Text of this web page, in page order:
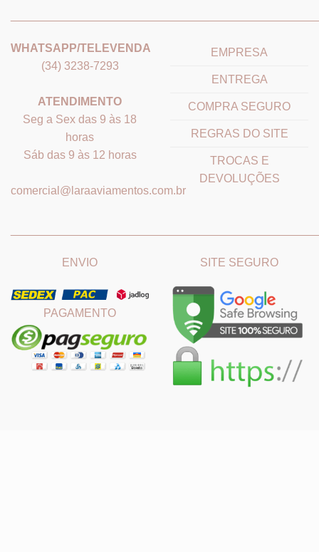
WHATSAPP/TELEVENDA
(34) 3238-7293
ATENDIMENTO
Seg a Sex das 9 às 18
horas
Sáb das 9 às 12 horas
comercial@laraaviamentos.com.br
EMPRESA
ENTREGA
COMPRA SEGURO
REGRAS DO SITE
TROCAS E
DEVOLUÇÕES
ENVIO
PAGAMENTO
SITE SEGURO